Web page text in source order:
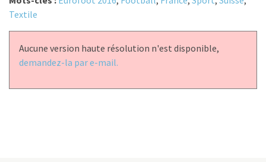
Textile
Aucune version haute résolution n'est disponible,
demandez-la par e-mail.